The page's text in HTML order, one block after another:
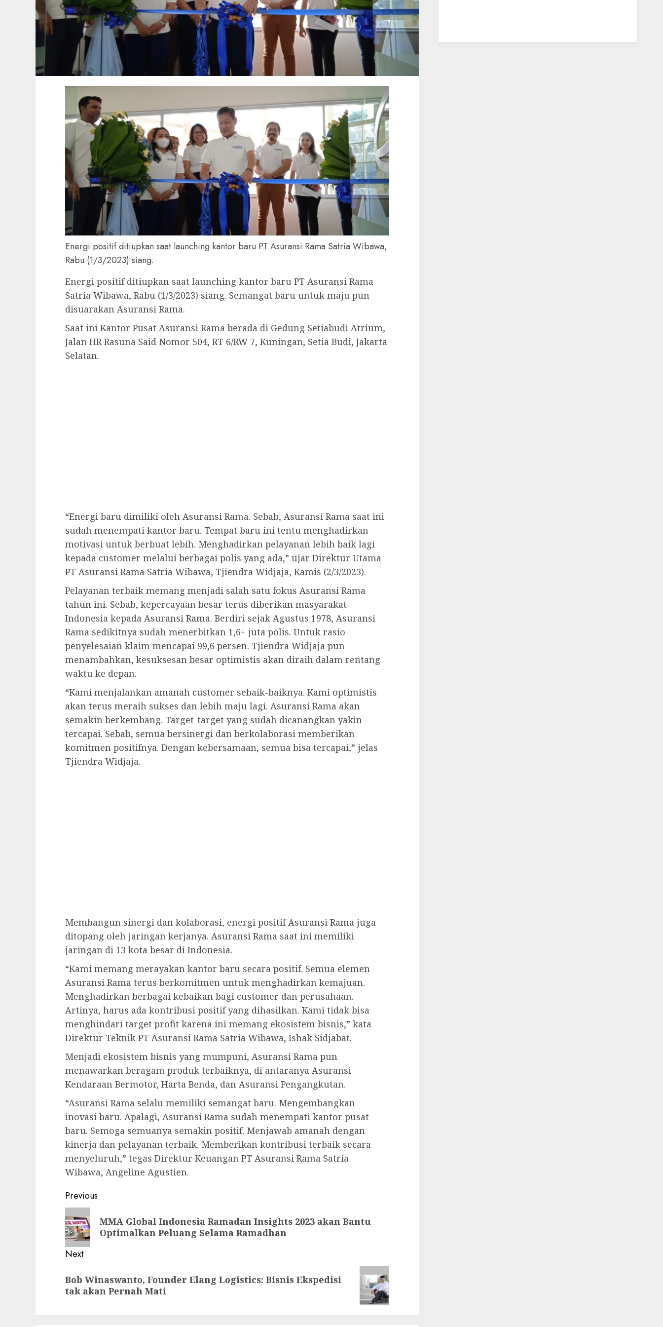
Energi positif ditiupkan saat launching kantor baru PT Asuransi Rama Satria Wibawa,
Rabu (1/3/2023) siang.
Energi positif ditiupkan saat launching kantor baru PT Asuransi Rama
Satria Wibawa, Rabu (1/3/2023) siang. Semangat baru untuk maju pun
disuarakan Asuransi Rama.
Saat ini Kantor Pusat Asuransi Rama berada di Gedung Setiabudi Atrium,
Jalan HR Rasuna Said Nomor 504, RT 6/RW 7, Kuningan, Setia Budi, Jakarta
Selatan.
“Energi baru dimiliki oleh Asuransi Rama. Sebab, Asuransi Rama saat ini
sudah menempati kantor baru. Tempat baru ini tentu menghadirkan
motivasi untuk berbuat lebih. Menghadirkan pelayanan lebih baik lagi
kepada customer melalui berbagai polis yang ada,” ujar Direktur Utama
PT Asuransi Rama Satria Wibawa, Tjiendra Widjaja, Kamis (2/3/2023).
Pelayanan terbaik memang menjadi salah satu fokus Asuransi Rama
tahun ini. Sebab, kepercayaan besar terus diberikan masyarakat
Indonesia kepada Asuransi Rama. Berdiri sejak Agustus 1978, Asuransi
Rama sedikitnya sudah menerbitkan 1,6+ juta polis. Untuk rasio
penyelesaian klaim mencapai 99,6 persen. Tjiendra Widjaja pun
menambahkan, kesuksesan besar optimistis akan diraih dalam rentang
waktu ke depan.
“Kami menjalankan amanah customer sebaik-baiknya. Kami optimistis
akan terus meraih sukses dan lebih maju lagi. Asuransi Rama akan
semakin berkembang. Target-target yang sudah dicanangkan yakin
tercapai. Sebab, semua bersinergi dan berkolaborasi memberikan
komitmen positifnya. Dengan kebersamaan, semua bisa tercapai,” jelas
Tjiendra Widjaja.
Membangun sinergi dan kolaborasi, energi positif Asuransi Rama juga
ditopang oleh jaringan kerjanya. Asuransi Rama saat ini memiliki
jaringan di 13 kota besar di Indonesia.
“Kami memang merayakan kantor baru secara positif. Semua elemen
Asuransi Rama terus berkomitmen untuk menghadirkan kemajuan.
Menghadirkan berbagai kebaikan bagi customer dan perusahaan.
Artinya, harus ada kontribusi positif yang dihasilkan. Kami tidak bisa
menghindari target profit karena ini memang ekosistem bisnis,” kata
Direktur Teknik PT Asuransi Rama Satria Wibawa, Ishak Sidjabat.
Menjadi ekosistem bisnis yang mumpuni, Asuransi Rama pun
menawarkan beragam produk terbaiknya, di antaranya Asuransi
Kendaraan Bermotor, Harta Benda, dan Asuransi Pengangkutan.
“Asuransi Rama selalu memiliki semangat baru. Mengembangkan
inovasi baru. Apalagi, Asuransi Rama sudah menempati kantor pusat
baru. Semoga semuanya semakin positif. Menjawab amanah dengan
kinerja dan pelayanan terbaik. Memberikan kontribusi terbaik secara
menyeluruh,” tegas Direktur Keuangan PT Asuransi Rama Satria
Wibawa, Angeline Agustien.
Post
navigation
Previous
Previous
post:
MMA Global Indonesia Ramadan Insights 2023 akan Bantu
Optimalkan Peluang Selama Ramadhan
Next
post:
Bob Winaswanto, Founder Elang Logistics: Bisnis Ekspedisi
tak akan Pernah Mati